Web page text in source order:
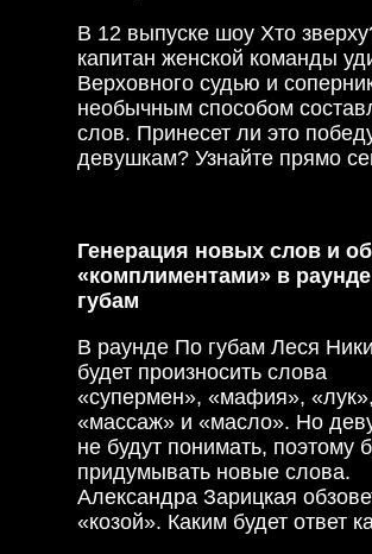
В 12 выпуске шоу Хто
капитан женской команды
Верховного судью и
необычным способом
слов. Принесет ли это
девушкам? Узнайте прямо
Генерация новых слов и
«комплиментами» в
губам
В раунде По губам Леся
будет произносить слова
«супермен», «мафия», «лук»,
«массаж» и «масло». Но
не будут понимать, поэтому
придумывать новые слова.
Александра Зарицкая
«козой». Каким будет ответ